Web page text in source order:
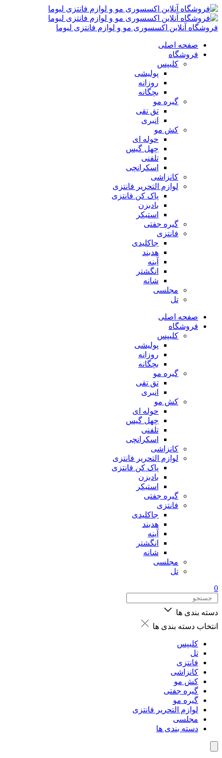
فروشگاه آنلاین اکسسوری مو و لوازم فانتزی لیوما
صفحه اصلی
فروشگاه
کلیپس
پولیشی
روزانه
بچگانه
گیره مو
تق تقی
انبری
کش مو
حوله ای
چهل گیس
تلفنی
اسکرانچی
کانزاشی
لوازم التحریر فانتزی
پاک کن فانتزی
بادبزن
استیکر
گیره جفتی
فانتزی
جاکلیدی
هدبند
آینه
انگشتر
شانه
مجلسی
تل
صفحه اصلی
فروشگاه
کلیپس
پولیشی
روزانه
بچگانه
گیره مو
تق تقی
انبری
کش مو
حوله ای
چهل گیس
تلفنی
اسکرانچی
کانزاشی
لوازم التحریر فانتزی
پاک کن فانتزی
بادبزن
استیکر
گیره جفتی
فانتزی
جاکلیدی
هدبند
آینه
انگشتر
شانه
مجلسی
تل
0
دسته بندی ها
انتخاب دسته بندی ها
کلیپس
تل
فانتزی
کانزاشی
کش مو
گیره جفتی
گیره مو
لوازم التحریر فانتزی
مجلسی
دسته بندی ها